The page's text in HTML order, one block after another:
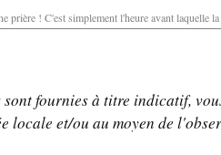
prière ! C'est simplement l'heure avant laquelle
sont fournies à titre indicatif,
locale et/ou au moyen de